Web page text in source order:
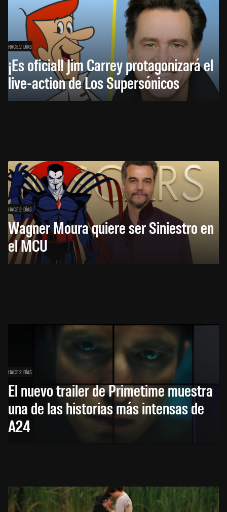
HACE 2 DÍAS
¡Es oficial! Jim Carrey protagonizará el
live-action de Los Supersónicos
HACE 2 DÍAS
Wagner Moura quiere ser Siniestro en
el MCU
HACE 2 DÍAS
El nuevo trailer de Primetime muestra
una de las historias más intensas de
A24